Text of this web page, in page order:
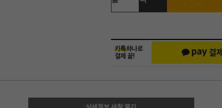
상세정보 새창 열기